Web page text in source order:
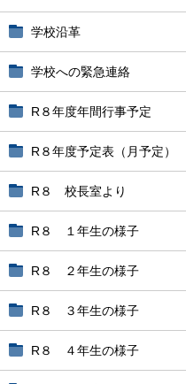
学校沿革
学校への緊急連絡
R８年度年間行事予定
R８年度予定表（月予定）
R８ 校長室より
R８ １年生の様子
R８ ２年生の様子
R８ ３年生の様子
R８ ４年生の様子